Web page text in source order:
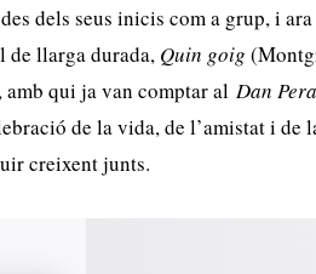
dels seus inicis com a grup, i
de llarga durada, Quin goig
amb qui ja van comptar alDan
de la vida, de l’amistat i de
creixent junts.